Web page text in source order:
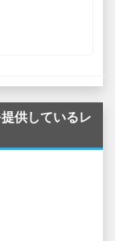
供しているレ